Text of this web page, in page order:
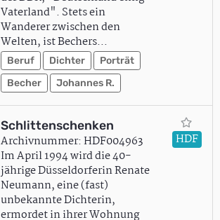
Vaterland". Stets ein
Wanderer zwischen den
Welten, ist Bechers…
Beruf Dichter
Porträt
Becher
Johannes R.
Schlittenschenken
Archivnummer: HDF004963
Im April 1994 wird die 40-
jährige Düsseldorferin Renate
Neumann, eine (fast)
unbekannte Dichterin,
ermordet in ihrer Wohnung
HDF